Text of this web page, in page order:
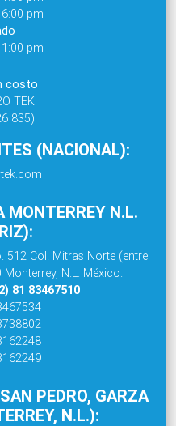
pm
pm
costo
TEK
835)
(NACIONAL):
MONTERREY N.L.
512 Col. Mitras Norte (entre
N.L. México.
81 83467510
PEDRO, GARZA
N.L.):